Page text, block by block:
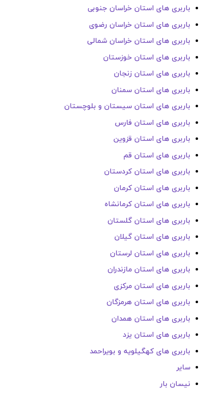
باربری های استان خراسان جنوبی
باربری های استان خراسان رضوی
باربری های استان خراسان شمالی
باربری های استان خوزستان
باربری های استان زنجان
باربری های استان سمنان
باربری های استان سیستان و بلوچستان
باربری های استان فارس
باربری های استان قزوین
باربری های استان قم
باربری های استان کردستان
باربری های استان کرمان
باربری های استان کرمانشاه
باربری های استان گلستان
باربری های استان گیلان
باربری های استان لرستان
باربری های استان مازندران
باربری های استان مرکزی
باربری های استان هرمزگان
باربری های استان همدان
باربری های استان یزد
باربری های کهگیلویه و بویراحمد
سایر
نیسان بار